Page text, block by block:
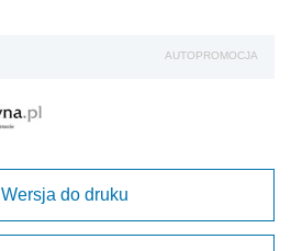
AUTOPROMOCJA
Wersja do druku